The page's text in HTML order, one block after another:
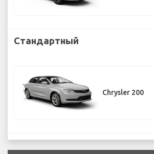
Стандартный
Chrysler 200